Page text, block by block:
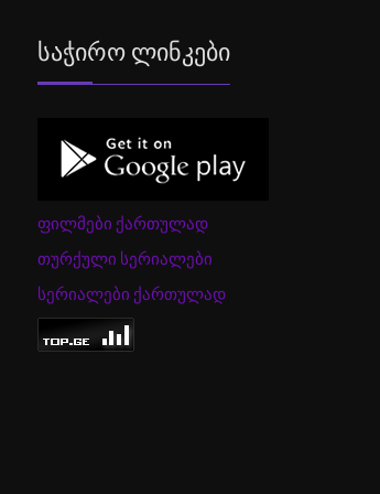
Საჭირო Ლინკები
ფილმები ქართულად
თურქული სერიალები
სერიალები ქართულად